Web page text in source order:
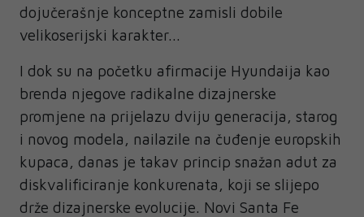
dojučerašnje konceptne zamisli dobile
velikoserijski karakter...
I dok su na početku afirmacije Hyundaija kao
brenda njegove radikalne dizajnerske
promjene na prijelazu dviju generacija, starog
i novog modela, nailazile na čuđenje europskih
kupaca, danas je takav princip snažan adut za
diskvalificiranje konkurenata, koji se slijepo
drže dizajnerske evolucije. Novi Santa Fe